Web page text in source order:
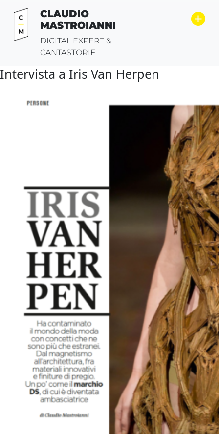
contenuto
CLAUDIO
MASTROIANNI
DIGITAL EXPERT &
CANTASTORIE
Intervista a Iris Van Herpen